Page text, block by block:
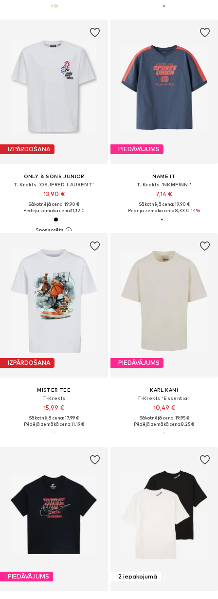
IZPĀRDOŠANA
ONLY & SONS JUNIOR
T-Krekls 'OSJFRED LAURENT'
13,90 €
Sākotnējā cena: 19,90 €
Pēdējā zemākā cena:11,12 €
PIEDĀVĀJUMS
NAME IT
T-Krekls 'NKMFINNI'
7,14 €
Sākotnējā cena: 19,90 €
Pēdējā zemākā cena:8,33 €-14%
IZPĀRDOŠANA
MISTER TEE
T-Krekls
15,99 €
Sākotnējā cena: 17,99 €
Pēdējā zemākā cena:11,19 €
PIEDĀVĀJUMS
KARL KANI
T-Krekls 'Essential'
10,49 €
Sākotnējā cena: 19,95 €
Pēdējā zemākā cena:8,25 €
PIEDĀVĀJUMS 2 iepakojumā